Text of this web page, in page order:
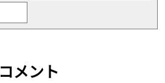
コメント